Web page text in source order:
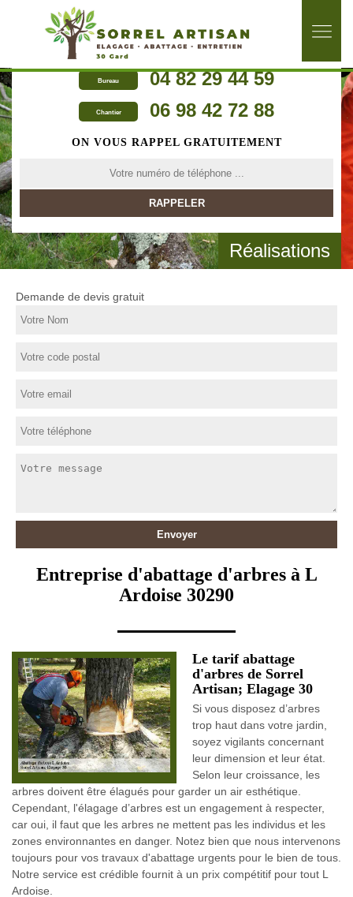
Bureau 04 82 29 44 59
Chantier 06 98 42 72 88
ON VOUS RAPPEL GRATUITEMENT
Réalisations
Demande de devis gratuit
Entreprise d'abattage d'arbres à L
Ardoise 30290
Le tarif abattage
d'arbres de Sorrel
Artisan; Elagage 30
Si vous disposez d’arbres
trop haut dans votre jardin,
soyez vigilants concernant
leur dimension et leur état.
Selon leur croissance, les
arbres doivent être élagués pour garder un air esthétique.
Cependant, l'élagage d’arbres est un engagement à respecter,
car oui, il faut que les arbres ne mettent pas les individus et les
zones environnantes en danger. Notez bien que nous intervenons
toujours pour vos travaux d'abattage urgents pour le bien de tous.
Notre service est crédible fournit à un prix compétitif pour tout L
Ardoise.